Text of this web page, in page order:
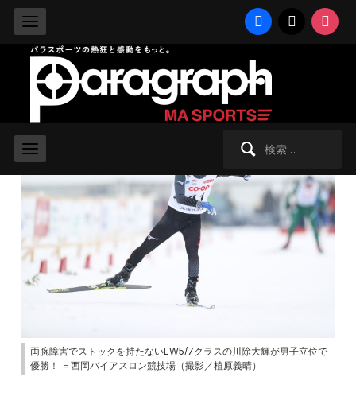
facebook
2019/3/16 土曜日 - バイアスロン
【パラノルディックW杯】18歳・川
除が今季2勝目！
両腕障害でストックを持たないLW5/7クラスの川除大輝が男子立位で
優勝！ ＝西岡バイアスロン競技場（撮影／植原義晴）